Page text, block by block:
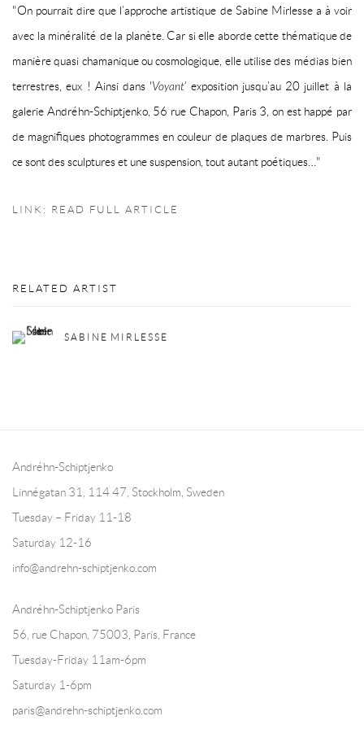
"On pourrait dire que l’approche artistique de Sabine Mirlesse a à voir
avec la minéralité de la planète. Car si elle aborde cette thématique de
manière quasi chamanique ou cosmologique, elle utilise des médias bien
terrestres, eux ! Ainsi dans 'Voyant' exposition jusqu’au 20 juillet à la
galerie Andréhn-Schiptjenko, 56 rue Chapon, Paris 3, on est happé par
de magnifiques photogrammes en couleur de plaques de marbres. Puis
ce sont des sculptures et une suspension, tout autant poétiques…"
LINK: READ FULL ARTICLE
RELATED ARTIST
SABINE MIRLESSE
Andréhn-Schiptjenko
Linnégatan 31, 114 47, Stockholm, Sweden
Tuesday – Friday 11-18
Saturday 12-16
info@andrehn-schiptjenko.com
Andréhn-Schiptjenko Paris
56, rue Chapon, 75003, Paris, France
Tuesday-Friday 11am-6pm
Saturday 1-6pm
paris@andrehn-schiptjenko.com